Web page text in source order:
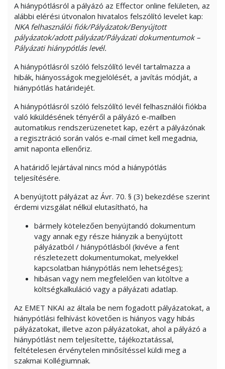
A hiánypótlásról a pályázó az Effector online felületen, az
alábbi elérési útvonalon hivatalos felszólító levelet kap:
NKA felhasználói fiók/Pályázatok/Benyújtott
pályázatok/adott pályázat/Pályázati dokumentumok –
Pályázati hiánypótlás levél.
A hiánypótlásról szóló felszólító levél tartalmazza a
hibák, hiányosságok megjelölését, a javítás módját, a
hiánypótlás határidejét.
A hiánypótlásról szóló felszólító levél felhasználói fiókba
való kiküldésének tényéről a pályázó e-mailben
automatikus rendszerüzenetet kap, ezért a pályázónak
a regisztráció során valós e-mail címet kell megadnia,
amit naponta ellenőriz.
A határidő lejártával nincs mód a hiánypótlás
teljesítésére.
A benyújtott pályázat az Ávr. 70. § (3) bekezdése szerint
érdemi vizsgálat nélkül elutasítható, ha
bármely kötelezően benyújtandó dokumentum
vagy annak egy része hiányzik a benyújtott
pályázatból / hiánypótlásból (kivéve a fent
részletezett dokumentumokat, melyekkel
kapcsolatban hiánypótlás nem lehetséges);
hibásan vagy nem megfelelően van kitöltve a
költségkalkuláció vagy a pályázati adatlap.
Az EMET NKAI az általa be nem fogadott pályázatokat, a
hiánypótlási felhívást követően is hiányos vagy hibás
pályázatokat, illetve azon pályázatokat, ahol a pályázó a
hiánypótlást nem teljesítette, tájékoztatással,
feltételesen érvénytelen minősítéssel küldi meg a
szakmai Kollégiumnak.